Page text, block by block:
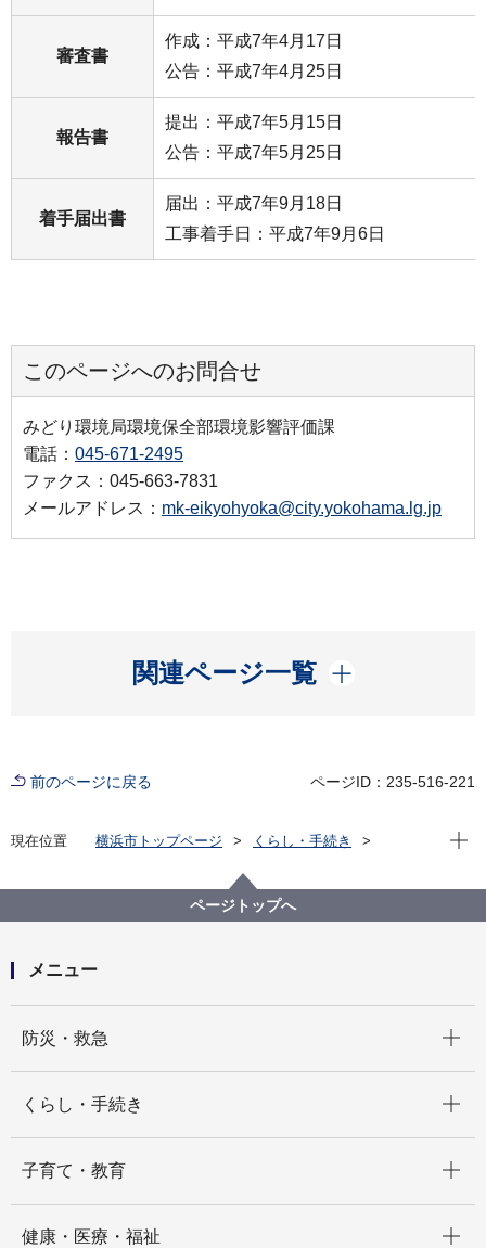
審査書
作成：平成7年4月17日
公告：平成7年4月25日
報告書
提出：平成7年5月15日
公告：平成7年5月25日
着手届出書
届出：平成7年9月18日
工事着手日：平成7年9月6日
このページへのお問合せ
みどり環境局環境保全部環境影響評価課
電話： 045-671-2495
ファクス：045-663-7831
メールアドレス： mk-eikyohyoka@city.yokohama.lg.jp
関連ページ一覧
開く
前のページに戻る ページID：235-516-221
現在位置 横浜市トップページ
くらし・手続き
環境アセスメント
30.日本石油精製根岸製油所増設計画 環境影響評価手
現在
ページトップへ
メニュー
防災・救急
くらし・手続き
子育て・教育
健康・医療・福祉